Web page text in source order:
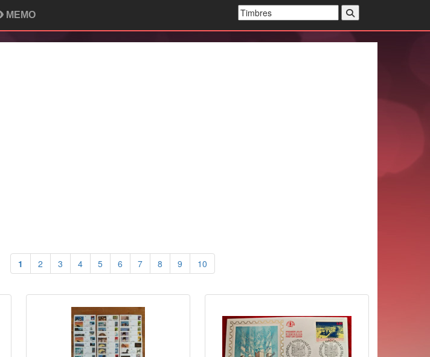
MEMO
1 2 3 4 5 6 7 8 9 10